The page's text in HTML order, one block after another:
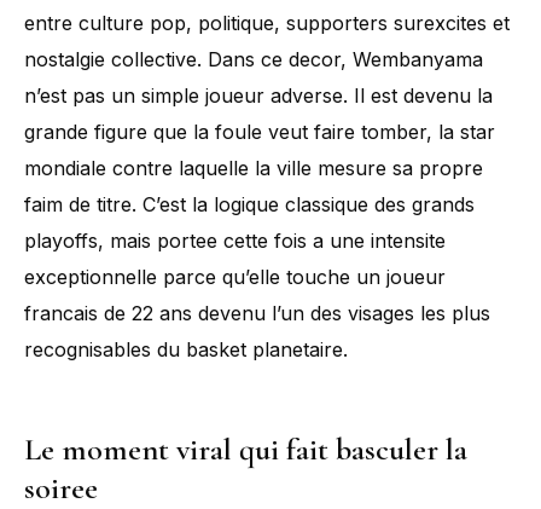
entre culture pop, politique, supporters surexcites et
nostalgie collective. Dans ce decor, Wembanyama
n’est pas un simple joueur adverse. Il est devenu la
grande figure que la foule veut faire tomber, la star
mondiale contre laquelle la ville mesure sa propre
faim de titre. C’est la logique classique des grands
playoffs, mais portee cette fois a une intensite
exceptionnelle parce qu’elle touche un joueur
francais de 22 ans devenu l’un des visages les plus
recognisables du basket planetaire.
Le moment viral qui fait basculer la
soiree